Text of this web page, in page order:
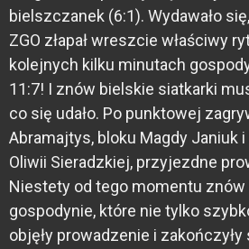
bielszczanek (6:1). Wydawało
ZGO złapał wreszcie właściwy
kolejnych kilku minutach
11:7! I znów bielskie siatkarki
co się udało. Po punktowej
Abramajtys, bloku Magdy Janiuk i
Oliwii Sieradzkiej, przyjezdne
Niestety od tego momentu znów
gospodynie, które nie tylko
objęły prowadzenie i zakończyły